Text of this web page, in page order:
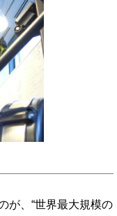
が、“世界最大規模の